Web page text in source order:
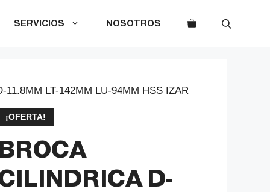
SERVICIOS NOSOTROS
11.8MM LT-142MM LU-94MM HSS IZAR
¡OFERTA!
BROCA
D-